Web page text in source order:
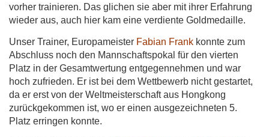
vorher trainieren. Das glichen sie aber mit ihrer Erfahrung
wieder aus, auch hier kam eine verdiente Goldmedaille.
Unser Trainer, Europameister Fabian Frank konnte zum
Abschluss noch den Mannschaftspokal für den vierten
Platz in der Gesamtwertung entgegennehmen und war
hoch zufrieden. Er ist bei dem Wettbewerb nicht gestartet,
da er erst von der Weltmeisterschaft aus Hongkong
zurückgekommen ist, wo er einen ausgezeichneten 5.
Platz erringen konnte.